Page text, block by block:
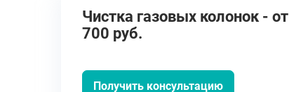
Чистка газовых колонок - от
700 руб.
Получить консультацию